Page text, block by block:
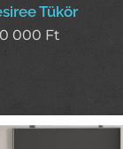
Tükör
000 Ft